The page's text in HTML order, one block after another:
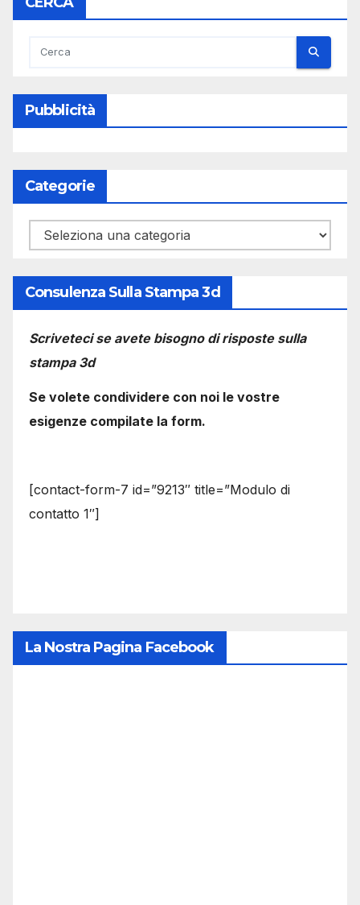
Pubblicità
Categorie
Categorie
Consulenza Sulla Stampa 3d
Scriveteci se avete bisogno di risposte sulla
stampa 3d
Se volete condividere con noi le vostre
esigenze compilate la form.
[contact-form-7 id=”9213″ title=”Modulo di
contatto 1″]
La Nostra Pagina Facebook